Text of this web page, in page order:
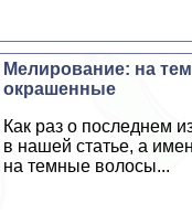
Мелирование: на
окрашенные
Как раз о последнем
в нашей статье, а
на темные волосы...